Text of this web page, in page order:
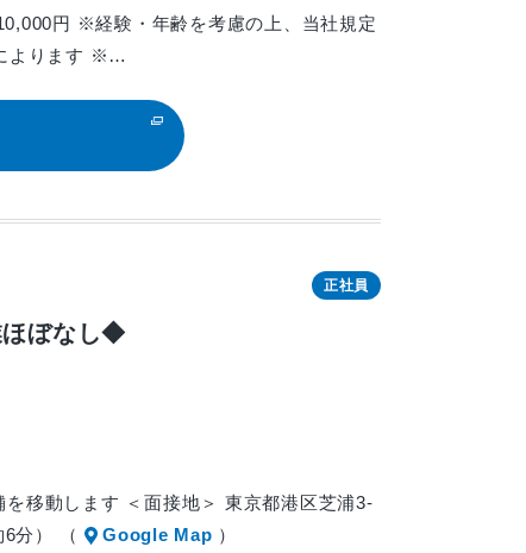
円 ※経験・年齢を考慮の上、当社規定
よります ※…
正社員
ほぼなし◆
移動します ＜面接地＞ 東京都港区芝浦3-
分） （
Google Map ）